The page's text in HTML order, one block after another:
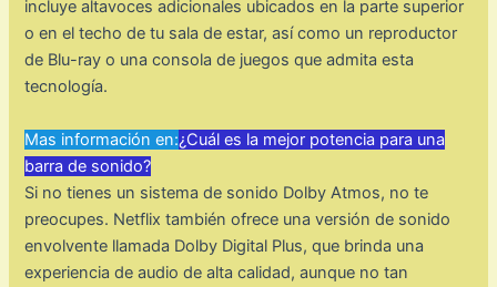
incluye altavoces adicionales ubicados en la parte superior
o en el techo de tu sala de estar, así como un reproductor
de Blu-ray o una consola de juegos que admita esta
tecnología.
Mas información en:¿Cuál es la mejor potencia para una
barra de sonido?
Si no tienes un sistema de sonido Dolby Atmos, no te
preocupes. Netflix también ofrece una versión de sonido
envolvente llamada Dolby Digital Plus, que brinda una
experiencia de audio de alta calidad, aunque no tan